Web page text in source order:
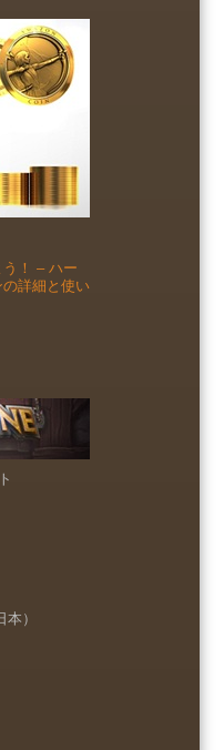
う！ – ハー
詳細と使い
）